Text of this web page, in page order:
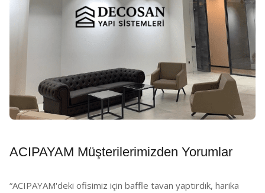
ACIPAYAM Müşterilerimizden Yorumlar
“ACIPAYAM'deki ofisimiz için baffle tavan yaptırdık, harika